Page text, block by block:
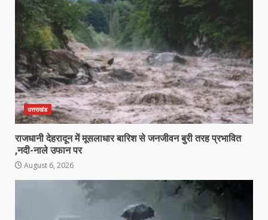
उत्तराखंड
राजधानी देहरादून में मूसलाधार बारिश से जनजीवन बुरी तरह प्रभावित
,नदी-नाले उफान पर
August 6, 2026